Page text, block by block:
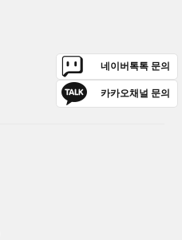
네이버톡톡 문의
카카오채널 문의